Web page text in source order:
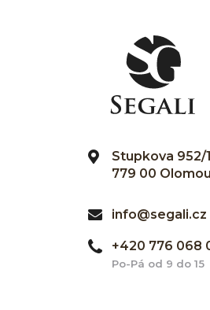
Stupkova 952/
779 00
info@segali.cz
+420 776 068
Po-Pá od 9 do 15